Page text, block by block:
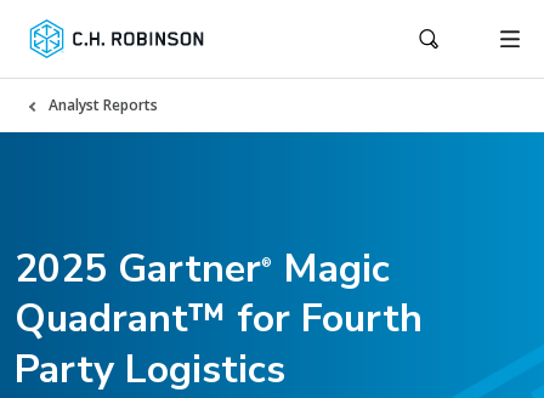
Analyst Reports
2025 Gartner®
Magic
Quadrant™ for Fourth
Party Logistics